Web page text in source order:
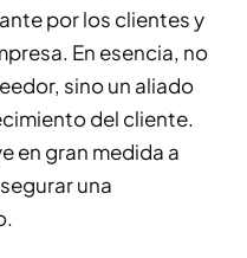
por los clientes y
En esencia, no
sino un aliado
del cliente.
en gran medida a
una